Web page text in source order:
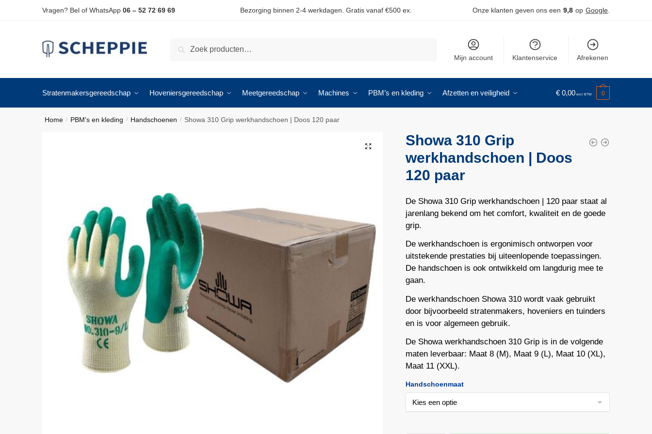
Vragen? Bel of WhatsApp 06 – 52 72 69 69 Bezorging binnen 2-4 werkdagen. Gratis vanaf €500 ex. Onze klanten geven ons een 9,8 op Google
Zoeken
Mijn account Klantenservice Afrekenen
Stratenmakersgereedschap Hoveniersgereedschap Meetgereedschap Machines PBM’s en kleding Afzetten en veiligheid € 0,00 0
Home / PBM's en kleding / Handschoenen / Showa 310 Grip werkhandschoen | Doos 120 paar
🔍
Showa 310 Grip
werkhandschoen | Doos
120 paar
De Showa 310 Grip werkhandschoen | 120 paar staat al
jarenlang bekend om het comfort, kwaliteit en de goede
grip.
De werkhandschoen is ergonimisch ontworpen voor
uitstekende prestaties bij uiteenlopende toepassingen.
De handschoen is ook ontwikkeld om langdurig mee te
gaan.
De werkhandschoen Showa 310 wordt vaak gebruikt
door bijvoorbeeld stratenmakers, hoveniers en tuinders
en is voor algemeen gebruik.
De Showa werkhandschoen 310 Grip is in de volgende
maten leverbaar: Maat 8 (M), Maat 9 (L), Maat 10 (XL),
Maat 11 (XXL).
Handschoenmaat